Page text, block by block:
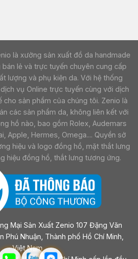
là xưởng sản xuất đồ da handmade
bán lẻ và trực tuyến chuyên cung cấp
lượng và phụ kiện da. Với hệ thống
vụ Online trực tuyến cùng với dịch
cho sản phẩm của chúng tôi. Zenio là
các sản phẩm da, không liên kết với
hồ nào, bao gồm Rolex, Audemars
Apple, Hermes, Omega.... Quyền sở
hiệu và logo đồng hồ, mặt thắt lưng
hiệu đồng hồ, thắt lưng tương ứng.
Mại Sản Xuất Zenio 107 Đặng Văn
Phú Nhuận, Thành phố Hồ Chí Minh,
Việt Nam